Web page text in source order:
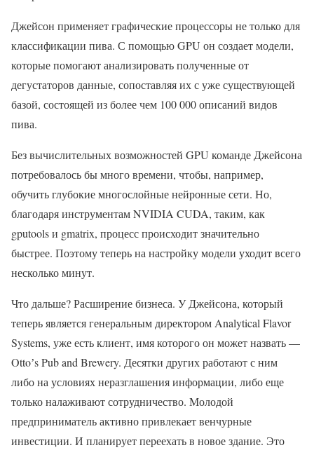
Джейсон применяет графические процессоры не только для
классификации пива. С помощью GPU он создает модели,
которые помогают анализировать полученные от
дегустаторов данные, сопоставляя их с уже существующей
базой, состоящей из более чем 100 000 описаний видов
пива.
Без вычислительных возможностей GPU команде Джейсона
потребовалось бы много времени, чтобы, например,
обучить глубокие многослойные нейронные сети. Но,
благодаря инструментам NVIDIA CUDA, таким, как
gputools и gmatrix, процесс происходит значительно
быстрее. Поэтому теперь на настройку модели уходит всего
несколько минут.
Что дальше? Расширение бизнеса. У Джейсона, который
теперь является генеральным директором Analytical Flavor
Systems, уже есть клиент, имя которого он может назвать —
Ottoʼs Pub and Brewery. Десятки других работают с ним
либо на условиях неразглашения информации, либо еще
только налаживают сотрудничество. Молодой
предприниматель активно привлекает венчурные
инвестиции. И планирует переехать в новое здание. Это